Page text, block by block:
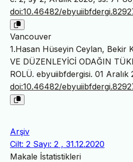
doi:10.46482/
Vancouver
1.Hasan Hüseyin Ceylan, Bekir
VE DÜZENLEYİCİ ODAĞIN
ROLÜ. ebyuiibfdergisi. 01 Aralık
doi:10.46482/
Arşiv
Cilt: 2 Sayı: 2 , 31.12.2020
Makale İstatistikleri